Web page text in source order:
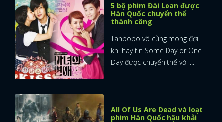
5 bộ phim Đài Loan được
Hàn Quốc chuyển thể
thành công
Tanpopo vô cùng mong đợi
khi hay tin Some Day or One
Day được chuyển thể với ...
All Of Us Are Dead và loạt
phim Hàn Quốc hậu khải